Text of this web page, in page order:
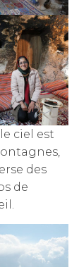
ciel est
des
de